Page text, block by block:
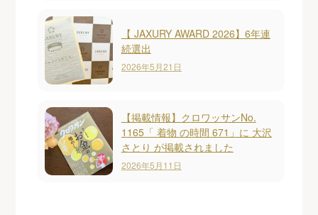
【 JAXURY AWARD 2026】6年連
続選出
2026年5月21日
【掲載情報】クロワッサンNo.
1165「 着物 の時間 671」に 大沢
さとり が掲載されました
2026年5月11日